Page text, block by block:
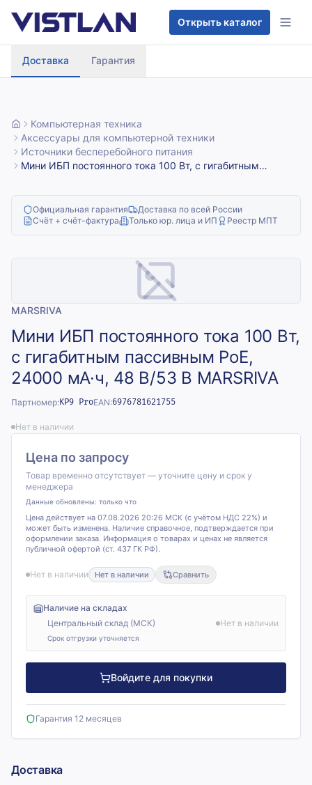
Открыть каталог
Доставка Гарантия
Компьютерная техника
Аксессуары для компьютерной техники
Источники бесперебойного питания
Мини ИБП постоянного тока 100 Вт, с гигабитным
Официальная гарантия
Доставка по всей России
Счёт + счёт-фактура
Только юр. лица и ИП Реестр МПТ
MARSRIVA
Мини ИБП постоянного тока 100 Вт,
с гигабитным пассивным PoE,
24000 мА·ч, 48 В/53 В MARSRIVA
Партномер:KP9 ProEAN:6976781621755
Нет в наличии
Цена по запросу
Товар временно отсутствует — уточните цену и срок у
менеджера
Данные обновлены: только что
Цена действует на 07.08.2026 20:26 МСК (с учётом НДС 22%) и
может быть изменена. Наличие справочное, подтверждается при
оформлении заказа. Информация о товарах и ценах не является
публичной офертой (ст. 437 ГК РФ).
Нет в наличии Нет в наличии Сравнить
Наличие на складах
Центральный склад (МСК)
Нет в наличии
Срок отгрузки уточняется
Войдите для покупки
Гарантия 12 месяцев
Доставка